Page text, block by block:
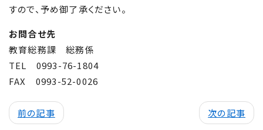
すので、予め御了承ください。
お問合せ先
教育総務課 総務係
TEL 0993-76-1804
FAX 0993-52-0026
前の記事 次の記事